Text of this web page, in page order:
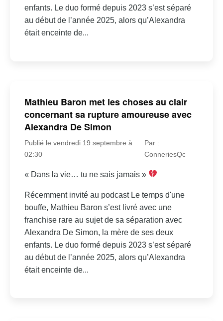
enfants. Le duo formé depuis 2023 s’est séparé
au début de l’année 2025, alors qu’Alexandra
était enceinte de...
Mathieu Baron met les choses au clair
concernant sa rupture amoureuse avec
Alexandra De Simon
Publié le vendredi 19 septembre à
02:30
Par :
ConneriesQc
« Dans la vie… tu ne sais jamais »
Récemment invité au podcast Le temps d'une
bouffe, Mathieu Baron s’est livré avec une
franchise rare au sujet de sa séparation avec
Alexandra De Simon, la mère de ses deux
enfants. Le duo formé depuis 2023 s’est séparé
au début de l’année 2025, alors qu’Alexandra
était enceinte de...